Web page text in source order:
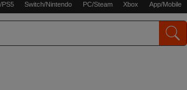
PS5 Switch/Nintendo PC/Steam Xbox App/Mobile